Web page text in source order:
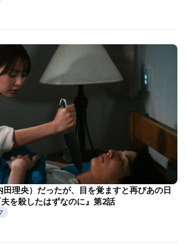
田理央）だったが、目を覚ますと再びあの日
を殺したはずなのに』第2話